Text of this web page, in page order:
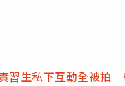
習生私下互動全被拍